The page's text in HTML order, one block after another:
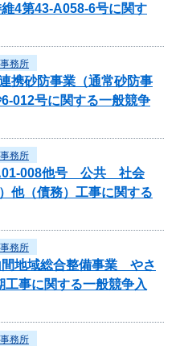
4第43-A058-6号に関す
務所
携砂防事業（通常砂防事
012号に関する一般競争
務所
A01-008他号 公共 社会
他（債務）工事に関する
務所
間地域総合整備事業 やさ
事に関する一般競争入
務所